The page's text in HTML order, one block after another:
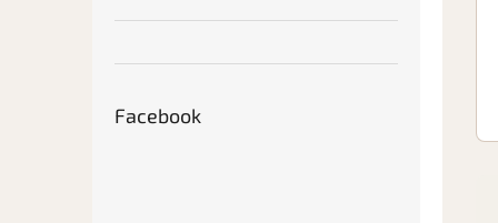
Facebook